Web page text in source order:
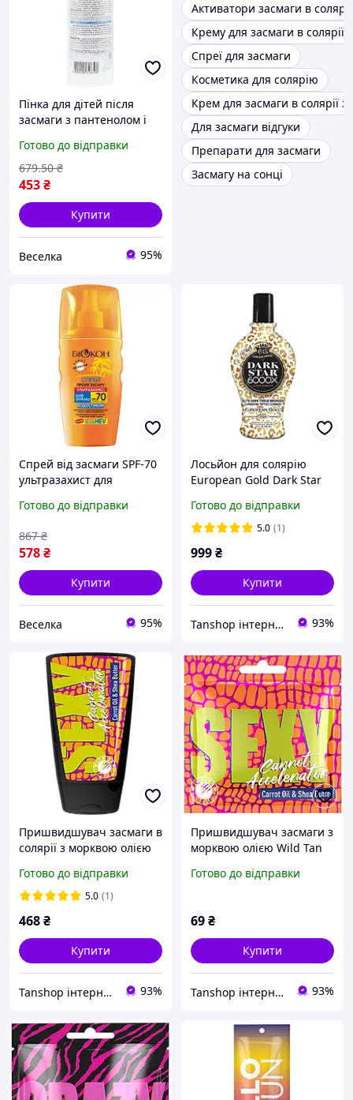
Пінка для дітей після
засмаги з пантенолом і
зволоження і
відновлення шкіри FLAME
Готово до відправки
453₴
679.50 ₴
Купити
Веселка 95%
Активатори засмаги в солярії
Крему для засмаги в солярії
Спреї для засмаги
Косметика для солярію
Крем для засмаги в солярії
Для засмаги відгуки
Препарати для засмаги
Засмагу на сонці
Спрей від засмаги SPF-70
ультразахист для
сонці, захист від опіків та
Готово до відправки
578₴
867 ₴
Купити
Веселка 95%
Лосьйон для солярію
European Gold Dark Star
бронзовою формулою для
глибокої та тривалої
Готово до відправки
5.0 (1)
999₴
Купити
Tanshop інтернет-магазин косметика для солярію, для автозасмаги 93%
Пришвидшувач засмаги в
солярії з морквою олією
Accelerator
Готово до відправки
5.0 (1)
468₴
Купити
Tanshop інтернет-магазин косметика для солярію, для автозасмаги 93%
Пришвидшувач засмаги з
морквою олією Wild Tan
Готово до відправки
69₴
Купити
Tanshop інтернет-магазин косметика для солярію, для автозасмаги 93%